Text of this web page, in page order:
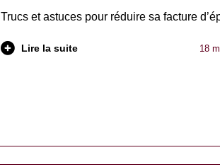
Trucs et astuces pour réduire sa facture
Lire la suite 18